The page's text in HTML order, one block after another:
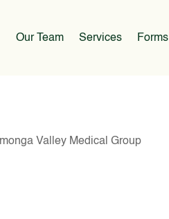
Our Team Services Forms
Valley Medical Group